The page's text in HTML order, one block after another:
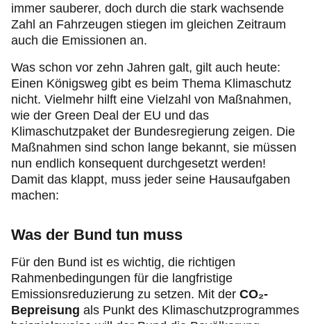
immer sauberer, doch durch die stark wachsende
Zahl an Fahrzeugen stiegen im gleichen Zeitraum
auch die Emissionen an.
Was schon vor zehn Jahren galt, gilt auch heute:
Einen Königsweg gibt es beim Thema Klimaschutz
nicht. Vielmehr hilft eine Vielzahl von Maßnahmen,
wie der Green Deal der EU und das
Klimaschutzpaket der Bundesregierung zeigen. Die
Maßnahmen sind schon lange bekannt, sie müssen
nun endlich konsequent durchgesetzt werden!
Damit das klappt, muss jeder seine Hausaufgaben
machen:
Was der Bund tun muss
Für den Bund ist es wichtig, die richtigen
Rahmenbedingungen für die langfristige
Emissionsreduzierung zu setzen. Mit der CO₂-
Bepreisung als Punkt des Klimaschutzprogrammes